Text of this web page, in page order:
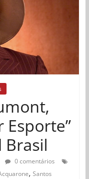
Brasil
0 comentários
, Santos